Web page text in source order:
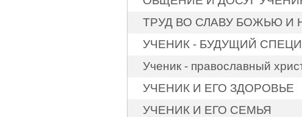
ТРУД ВО СЛАВУ БОЖЬЮ И
УЧЕНИК - БУДУЩИЙ
Ученик - православный
УЧЕНИК И ЕГО ЗДОРОВЬЕ
УЧЕНИК И ЕГО СЕМЬЯ